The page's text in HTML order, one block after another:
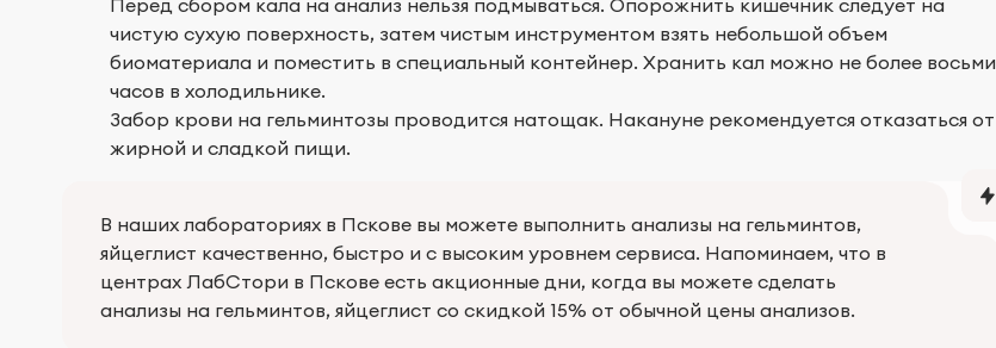
Перед сбором кала на анализ нельзя подмываться. Опорожнить кишечник следует на
чистую сухую поверхность, затем чистым инструментом взять небольшой объем
биоматериала и поместить в специальный контейнер. Хранить кал можно не более восьми
часов в холодильнике.
Забор крови на гельминтозы проводится натощак. Накануне рекомендуется отказаться от
жирной и сладкой пищи.
В наших лабораториях в Пскове вы можете выполнить анализы на гельминтов,
яйцеглист качественно, быстро и с высоким уровнем сервиса. Напоминаем, что в
центрах ЛабСтори в Пскове есть акционные дни, когда вы можете сделать
анализы на гельминтов, яйцеглист со скидкой 15% от обычной цены анализов.